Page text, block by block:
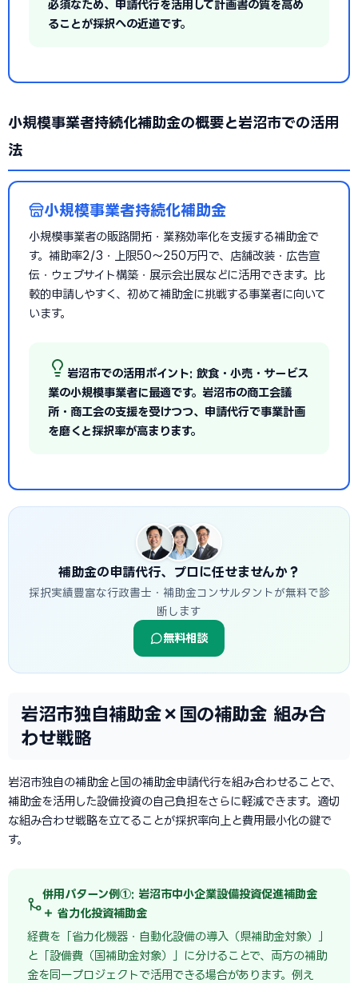
必須なため、申請代行を活用して計画書の質を高め
ることが採択への近道です。
小規模事業者持続化補助金の概要と岩沼市での活用
法
小規模事業者持続化補助金
小規模事業者の販路開拓・業務効率化を支援する補助金で
す。補助率2/3・上限50〜250万円で、店舗改装・広告宣
伝・ウェブサイト構築・展示会出展などに活用できます。比
較的申請しやすく、初めて補助金に挑戦する事業者に向いて
います。
岩沼市での活用ポイント: 飲食・小売・サービス
業の小規模事業者に最適です。岩沼市の商工会議
所・商工会の支援を受けつつ、申請代行で事業計画
を磨くと採択率が高まります。
補助金の申請代行、プロに任せませんか？
採択実績豊富な行政書士・補助金コンサルタントが無料で診
断します
無料相談
岩沼市独自補助金×国の補助金 組み合
わせ戦略
岩沼市独自の補助金と国の補助金申請代行を組み合わせることで、
補助金を活用した設備投資の自己負担をさらに軽減できます。適切
な組み合わせ戦略を立てることが採択率向上と費用最小化の鍵で
す。
併用パターン例①: 岩沼市中小企業設備投資促進補助金
＋ 省力化投資補助金
経費を「省力化機器・自動化設備の導入（県補助金対象）」
と「設備費（国補助金対象）」に分けることで、両方の補助
金を同一プロジェクトで活用できる場合があります。例え